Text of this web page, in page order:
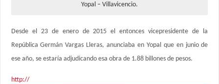
Yopal – Villavicencio.
Desde el 23 de enero de 2015 el entonces vicepresidente de la
República Germán Vargas Lleras, anunciaba en Yopal que en junio de
ese año, se estaría adjudicando esa obra de 1.88 billones de pesos.
http://